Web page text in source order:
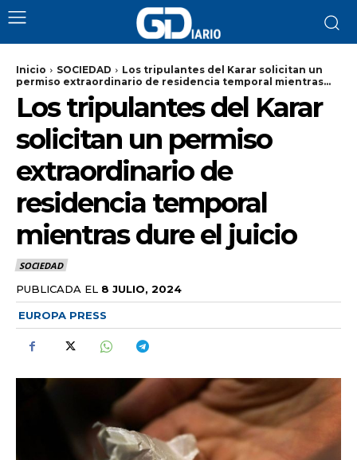
Inicio SOCIEDAD
Los tripulantes del Karar solicitan un
permiso extraordinario de residencia temporal mientras...
Los tripulantes del Karar
solicitan un permiso
extraordinario de
residencia temporal
mientras dure el juicio
SOCIEDAD
PUBLICADA EL 8 JULIO, 2024
EUROPA PRESS